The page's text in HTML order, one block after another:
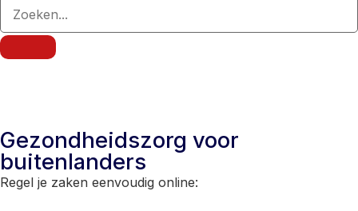
Gezondheidszorg voor
buitenlanders
Regel je zaken eenvoudig online: